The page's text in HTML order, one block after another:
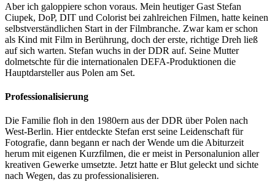
Aber ich galoppiere schon voraus. Mein heutiger Gast Stefan
Ciupek, DoP, DIT und Colorist bei zahlreichen Filmen, hatte keinen
selbstverständlichen Start in der Filmbranche. Zwar kam er schon
als Kind mit Film in Berührung, doch der erste, richtige Dreh ließ
auf sich warten. Stefan wuchs in der DDR auf. Seine Mutter
dolmetschte für die internationalen DEFA-Produktionen die
Hauptdarsteller aus Polen am Set.
Professionalisierung
Die Familie floh in den 1980ern aus der DDR über Polen nach
West-Berlin. Hier entdeckte Stefan erst seine Leidenschaft für
Fotografie, dann begann er nach der Wende um die Abiturzeit
herum mit eigenen Kurzfilmen, die er meist in Personalunion aller
kreativen Gewerke umsetzte. Jetzt hatte er Blut geleckt und sichte
nach Wegen, das zu professionalisieren.